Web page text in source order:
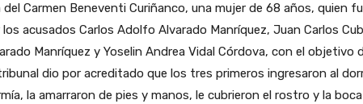
del Carmen Beneventi Curiñanco, una mujer de 68 años, quien
acusados Carlos Adolfo Alvarado Manríquez, Juan Carlos
Manríquez y Yoselin Andrea Vidal Córdova, con el objetivo
dio por acreditado que los tres primeros ingresaron al
la amarraron de pies y manos, le cubrieron el rostro y la